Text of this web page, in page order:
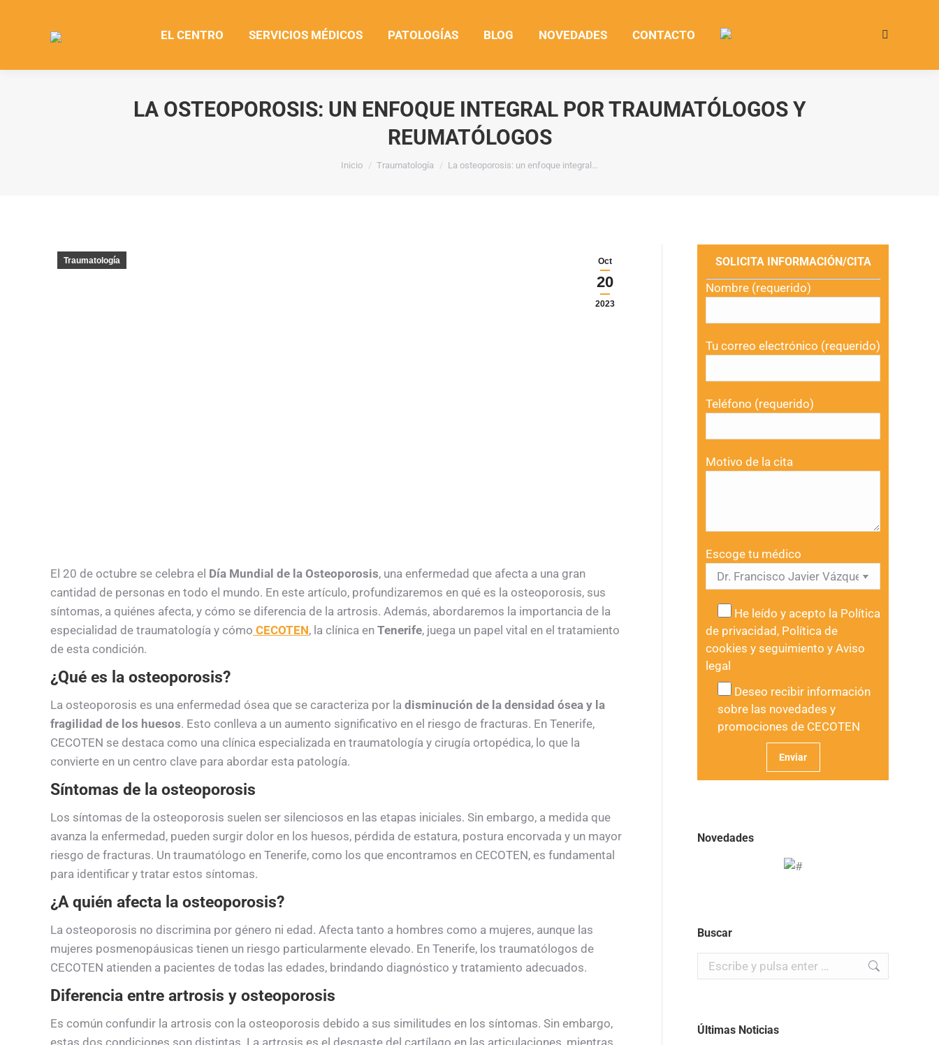
EL CENTRO SERVICIOS MÉDICOS PATOLOGÍAS BLOG NOVEDADES CONTACTO Buscar:
LA OSTEOPOROSIS: UN ENFOQUE INTEGRAL POR TRAUMATÓLOGOS Y
REUMATÓLOGOS
Estás aquí:
Inicio Traumatología La osteoporosis: un enfoque integral…
Oct
20
2023
Traumatología
El 20 de octubre se celebra el Día Mundial de la Osteoporosis, una enfermedad que afecta a una gran
cantidad de personas en todo el mundo. En este artículo, profundizaremos en qué es la osteoporosis, sus
síntomas, a quiénes afecta, y cómo se diferencia de la artrosis. Además, abordaremos la importancia de la
especialidad de traumatología y cómo CECOTEN, la clínica en Tenerife, juega un papel vital en el tratamiento
de esta condición.
¿Qué es la osteoporosis?
La osteoporosis es una enfermedad ósea que se caracteriza por la disminución de la densidad ósea y la
fragilidad de los huesos. Esto conlleva a un aumento significativo en el riesgo de fracturas. En Tenerife,
CECOTEN se destaca como una clínica especializada en traumatología y cirugía ortopédica, lo que la
convierte en un centro clave para abordar esta patología.
Síntomas de la osteoporosis
Los síntomas de la osteoporosis suelen ser silenciosos en las etapas iniciales. Sin embargo, a medida que
avanza la enfermedad, pueden surgir dolor en los huesos, pérdida de estatura, postura encorvada y un mayor
riesgo de fracturas. Un traumatólogo en Tenerife, como los que encontramos en CECOTEN, es fundamental
para identificar y tratar estos síntomas.
¿A quién afecta la osteoporosis?
La osteoporosis no discrimina por género ni edad. Afecta tanto a hombres como a mujeres, aunque las
mujeres posmenopáusicas tienen un riesgo particularmente elevado. En Tenerife, los traumatólogos de
CECOTEN atienden a pacientes de todas las edades, brindando diagnóstico y tratamiento adecuados.
Diferencia entre artrosis y osteoporosis
Es común confundir la artrosis con la osteoporosis debido a sus similitudes en los síntomas. Sin embargo,
estas dos condiciones son distintas. La artrosis es el desgaste del cartílago en las articulaciones, mientras
SOLICITA INFORMACIÓN/CITA
Nombre (requerido)
Tu correo electrónico (requerido)
Teléfono (requerido)
Motivo de la cita
Escoge tu médico
He leído y acepto la Política
de privacidad , Política de
cookies y seguimiento y Aviso
legal
Deseo recibir información
sobre las novedades y
promociones de CECOTEN
Novedades
Buscar
Buscar:
Últimas Noticias